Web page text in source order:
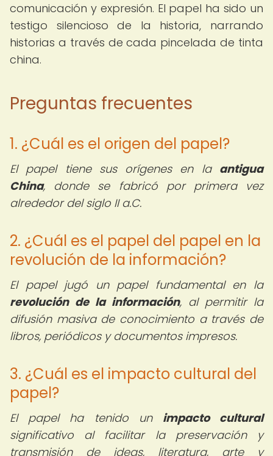
comunicación y expresión. El papel ha sido un
testigo silencioso de la historia, narrando
historias a través de cada pincelada de tinta
china.
Preguntas frecuentes
1. ¿Cuál es el origen del papel?
El papel tiene sus orígenes en la antigua
China, donde se fabricó por primera vez
alrededor del siglo II a.C.
2. ¿Cuál es el papel del papel en la
revolución de la información?
El papel jugó un papel fundamental en la
revolución de la información, al permitir la
difusión masiva de conocimiento a través de
libros, periódicos y documentos impresos.
3. ¿Cuál es el impacto cultural del
papel?
El papel ha tenido un impacto cultural
significativo al facilitar la preservación y
transmisión de ideas, literatura, arte y